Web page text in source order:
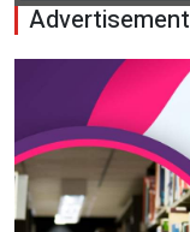
Advertisement